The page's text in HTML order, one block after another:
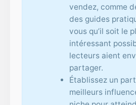
vendez, comme
des guides
vous qu’il soit le
intéressant
lecteurs aient
partager.
Établissez un
meilleurs